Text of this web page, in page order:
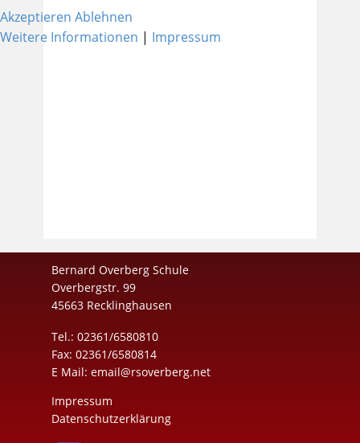
Bernard Overberg Schule
Overbergstr. 99
45663 Recklinghausen
Tel.: 02361/6580810
Fax: 02361/6580814
E Mail: email@rsoverberg.net
Impressum
Datenschutzerklärung
Akzeptieren Ablehnen
Weitere Informationen | Impressum